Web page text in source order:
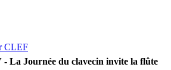
CLEF
La Journée du clavecin invite la flûte